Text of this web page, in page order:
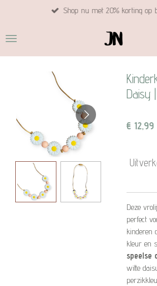
naar
hoofdinhoud
Shop nu met 20% korting op
Daisy
€ 12,99
Deze
perfect
kinderen
kleur en
speelse
witte